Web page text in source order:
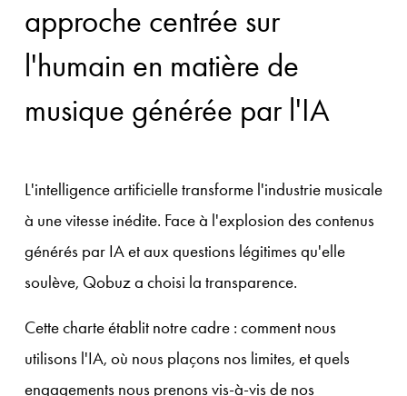
approche centrée sur
l'humain en matière de
musique générée par l'IA
L'intelligence artificielle transforme l'industrie musicale
à une vitesse inédite. Face à l'explosion des contenus
générés par IA et aux questions légitimes qu'elle
soulève, Qobuz a choisi la transparence.
Cette charte établit notre cadre : comment nous
utilisons l'IA, où nous plaçons nos limites, et quels
engagements nous prenons vis-à-vis de nos